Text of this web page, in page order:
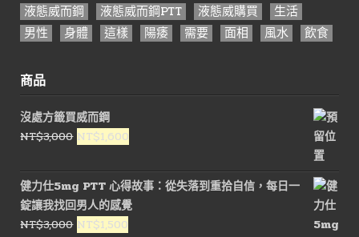
液態威而鋼
液態威而鋼PTT 液態威購買
生活
男性
身體 這樣 陽痿 需要 面相 風水 飲食
商品
沒處方籤買威而鋼
NT$3,000 原
價
格：
NT$3,000。
NT$1,600
價
格：
NT$1,600。
健力仕5mg PTT 心得故事：從失落到重拾自信，每日一
錠讓我找回男人的感覺
NT$3,000 原
NT$1,500